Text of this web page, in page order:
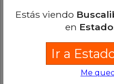
Estás viendo
en
Ir a
Me